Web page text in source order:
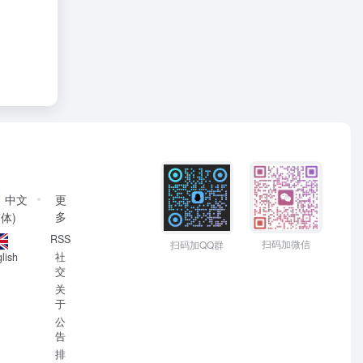
中文
)
更
多
RSS
社
交
关
于
公
告
排
扫码加QQ群 扫码加微信